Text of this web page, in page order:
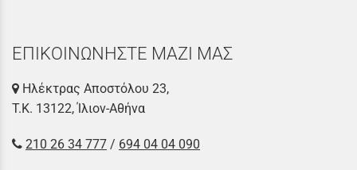
ΕΠΙΚΟΙΝΩΝΗΣΤΕ ΜΑΖΙ ΜΑΣ
Ηλέκτρας Αποστόλου 23,
Τ.Κ. 13122, Ίλιον-Αθήνα
210 26 34 777 / 694 04 04 090